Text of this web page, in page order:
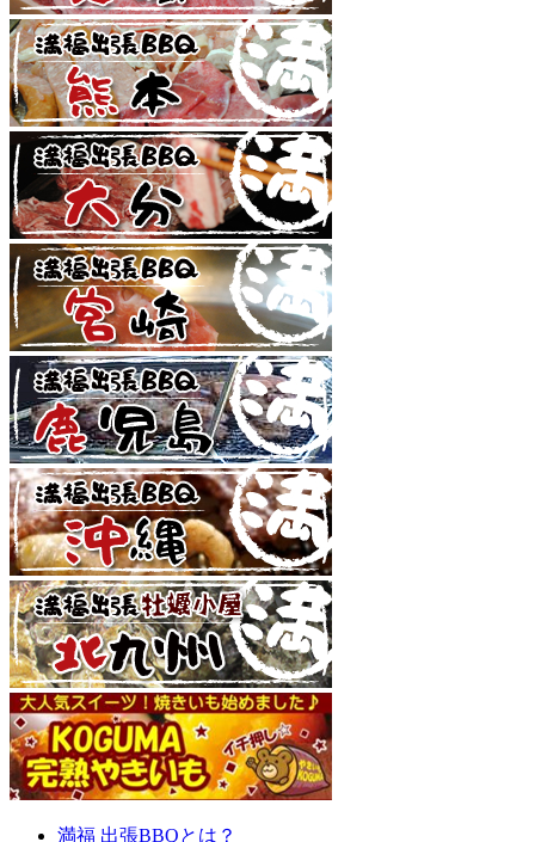
満福 出張BBQとは？